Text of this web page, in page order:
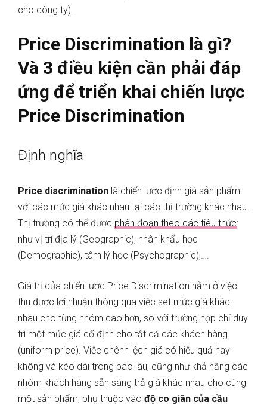
cho công ty).
Price Discrimination là gì?
Và 3 điều kiện cần phải đáp
ứng để triển khai chiến lược
Price Discrimination
Định nghĩa
Price discrimination là chiến lược định giá sản phẩm
với các mức giá khác nhau tại các thị trường khác nhau.
Thị trường có thể được phân đoạn theo các tiêu thức:
như vị trí địa lý (Geographic), nhân khẩu học
(Demographic), tâm lý học (Psychographic),….
Giá trị của chiến lược Price Discrimination nằm ở việc
thu được lợi nhuận thông qua việc set mức giá khác
nhau cho từng nhóm cao hơn, so với trường hợp chỉ duy
trì một mức giá cố định cho tất cả các khách hàng
(uniform price). Việc chênh lệch giá có hiệu quả hay
không và kéo dài trong bao lâu, cũng như khả năng các
nhóm khách hàng sẵn sàng trả giá khác nhau cho cùng
một sản phẩm, phụ thuộc vào độ co giãn của cầu